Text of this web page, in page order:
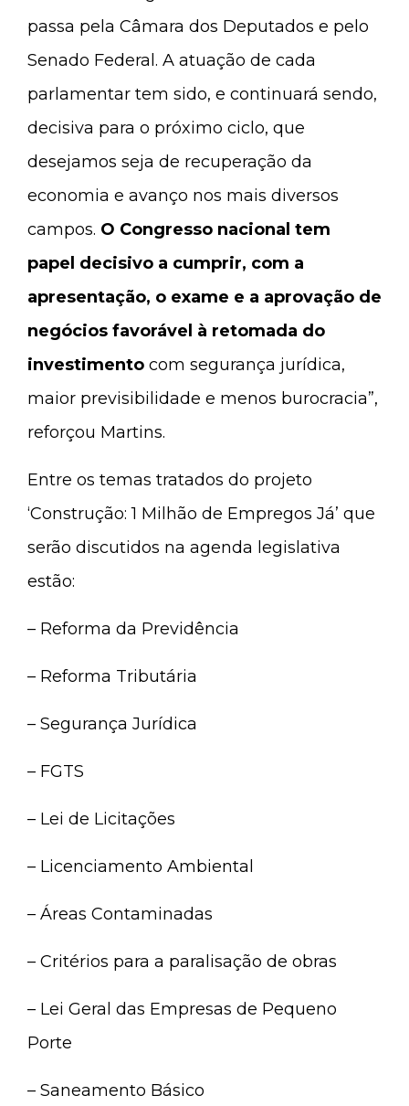
passa pela Câmara dos Deputados e pelo
Senado Federal. A atuação de cada
parlamentar tem sido, e continuará sendo,
decisiva para o próximo ciclo, que
desejamos seja de recuperação da
economia e avanço nos mais diversos
campos. O Congresso nacional tem
papel decisivo a cumprir, com a
apresentação, o exame e a aprovação de
negócios favorável à retomada do
investimento com segurança jurídica,
maior previsibilidade e menos burocracia”,
reforçou Martins.
Entre os temas tratados do projeto
‘Construção: 1 Milhão de Empregos Já’ que
serão discutidos na agenda legislativa
estão:
– Reforma da Previdência
– Reforma Tributária
– Segurança Jurídica
– FGTS
– Lei de Licitações
– Licenciamento Ambiental
– Áreas Contaminadas
– Critérios para a paralisação de obras
– Lei Geral das Empresas de Pequeno
Porte
– Saneamento Básico